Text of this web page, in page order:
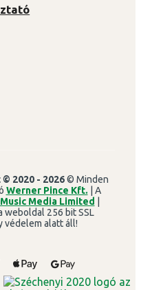
© 2020 - 2026© Minden
Werner Pince Kft. | A
Media Limited
weboldal 256 bit SSL
védelem alatt áll!